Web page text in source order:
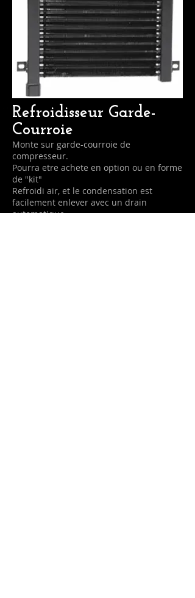
Refroidisseur Garde-
Courroie
Monte sur garde-courroie de
compresseur.
Pourra etre achete en option ou en forme
de "kit"
Refroidi air, et le condensation est
facilement enlever avec un drain
automatique.